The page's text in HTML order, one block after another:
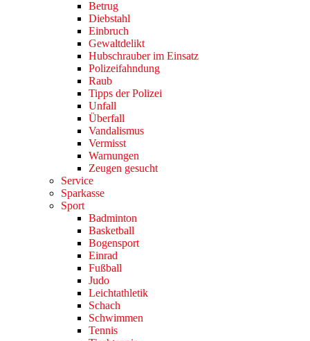
Betrug
Diebstahl
Einbruch
Gewaltdelikt
Hubschrauber im Einsatz
Polizeifahndung
Raub
Tipps der Polizei
Unfall
Überfall
Vandalismus
Vermisst
Warnungen
Zeugen gesucht
Service
Sparkasse
Sport
Badminton
Basketball
Bogensport
Einrad
Fußball
Judo
Leichtathletik
Schach
Schwimmen
Tennis